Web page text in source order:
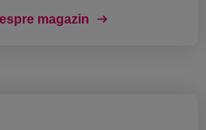
magazin